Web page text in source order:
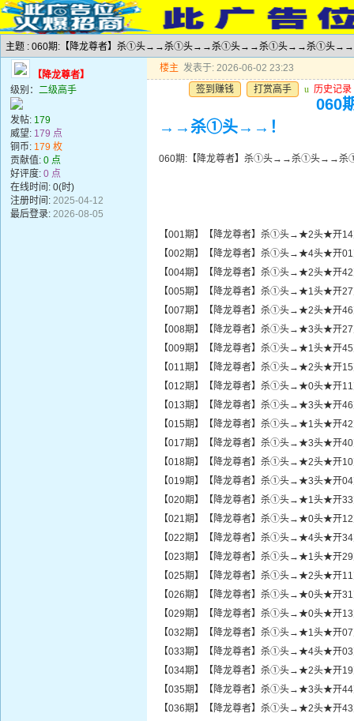
主题 : 060期:【降龙尊者】杀①头→→杀①头→→杀①头→→杀①头→→杀①头→→
【降龙尊者】
级别： 二级高手
发帖: 179
威望: 179 点
铜币: 179 枚
贡献值: 0 点
好评度: 0 点
在线时间: 0(时)
注册时间: 2025-04-12
最后登录: 2026-08-05
楼主 发表于: 2026-06-02 23:23
签到赚钱
打赏高手 u 历史记录
060
→→杀①头→→！
060期:【降龙尊者】杀①头→→杀①头
【001期】【降龙尊者】杀①头→★2头★开
【002期】【降龙尊者】杀①头→★4头★开
【004期】【降龙尊者】杀①头→★2头★开
【005期】【降龙尊者】杀①头→★1头★开
【007期】【降龙尊者】杀①头→★2头★开
【008期】【降龙尊者】杀①头→★3头★开
【009期】【降龙尊者】杀①头→★1头★开
【011期】【降龙尊者】杀①头→★2头★开
【012期】【降龙尊者】杀①头→★0头★开
【013期】【降龙尊者】杀①头→★3头★开
【015期】【降龙尊者】杀①头→★1头★开
【017期】【降龙尊者】杀①头→★3头★开
【018期】【降龙尊者】杀①头→★2头★开
【019期】【降龙尊者】杀①头→★3头★开
【020期】【降龙尊者】杀①头→★1头★开
【021期】【降龙尊者】杀①头→★0头★开
【022期】【降龙尊者】杀①头→★4头★开
【023期】【降龙尊者】杀①头→★1头★开
【025期】【降龙尊者】杀①头→★2头★开
【026期】【降龙尊者】杀①头→★0头★开
【029期】【降龙尊者】杀①头→★0头★开
【032期】【降龙尊者】杀①头→★1头★开
【033期】【降龙尊者】杀①头→★4头★开
【034期】【降龙尊者】杀①头→★2头★开
【035期】【降龙尊者】杀①头→★3头★开
【036期】【降龙尊者】杀①头→★2头★开